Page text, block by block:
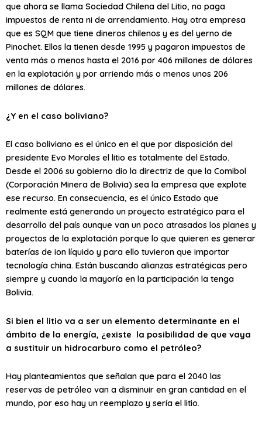
que ahora se llama Sociedad Chilena del Litio, no paga
impuestos de renta ni de arrendamiento. Hay otra empresa
que es SQM que tiene dineros chilenos y es del yerno de
Pinochet. Ellos la tienen desde 1995 y pagaron impuestos de
venta más o menos hasta el 2016 por 406 millones de dólares
en la explotación y por arriendo más o menos unos 206
millones de dólares.
¿Y en el caso boliviano?
El caso boliviano es el único en el que por disposición del
presidente Evo Morales el litio es totalmente del Estado.
Desde el 2006 su gobierno dio la directriz de que la Comibol
(Corporación Minera de Bolivia) sea la empresa que explote
ese recurso. En consecuencia, es el único Estado que
realmente está generando un proyecto estratégico para el
desarrollo del país aunque van un poco atrasados los planes y
proyectos de la explotación porque lo que quieren es generar
baterías de ion líquido y para ello tuvieron que importar
tecnología china. Están buscando alianzas estratégicas pero
siempre y cuando la mayoría en la participación la tenga
Bolivia.
Si bien el litio va a ser un elemento determinante en el
ámbito de la energía, ¿existe la posibilidad de que vaya
a sustituir un hidrocarburo como el petróleo?
Hay planteamientos que señalan que para el 2040 las
reservas de petróleo van a disminuir en gran cantidad en el
mundo, por eso hay un reemplazo y sería el litio.